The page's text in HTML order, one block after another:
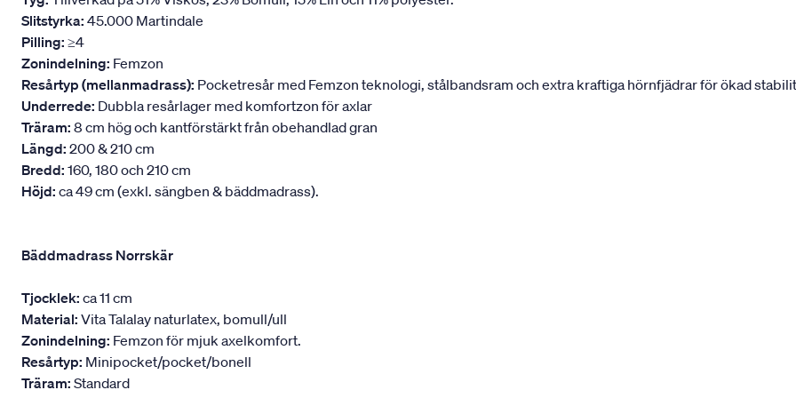
Slitstyrka: 45.000 Martindale
Pilling: ≥4
Zonindelning: Femzon
Resårtyp (mellanmadrass): Pocketresår med Femzon teknologi, stålbandsram och extra kraftiga hörnfjädrar för ökad
Underrede: Dubbla resårlager med komfortzon för axlar
Träram: 8 cm hög och kantförstärkt från obehandlad gran
Längd: 200 & 210 cm
Bredd: 160, 180 och 210 cm
Höjd: ca 49 cm (exkl. sängben & bäddmadrass).
Bäddmadrass Norrskär
Tjocklek: ca 11 cm
Material: Vita Talalay naturlatex, bomull/ull
Zonindelning: Femzon för mjuk axelkomfort.
Resårtyp: Minipocket/pocket/bonell
Träram: Standard